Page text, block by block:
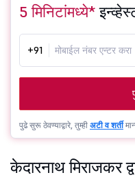
5 मिनिटांमध्ये*
+91
पुढे सुरू ठेवण्याद्वारे, तुम्ही अटी व शर्ती
केदारनाथ